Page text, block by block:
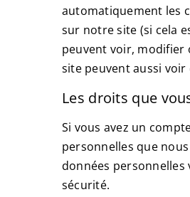
automatiquement les
sur notre site (si cela
peuvent voir, modifier
site peuvent aussi
Les droits que
Si vous avez un
personnelles que
données personnelles
sécurité.